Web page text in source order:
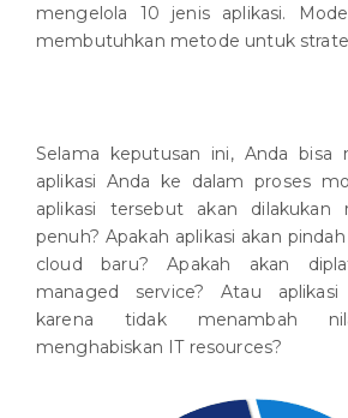
mengelola 10 jenis aplikasi.
membutuhkan metode untuk
Selama keputusan ini, Anda bisa
aplikasi Anda ke dalam proses
aplikasi tersebut akan dilakukan
penuh? Apakah aplikasi akan
cloud baru? Apakah akan
managed service? Atau
karena tidak menambah
menghabiskan IT resources?